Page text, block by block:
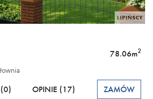
78.06m2
OPINIE (17) ZAMÓW